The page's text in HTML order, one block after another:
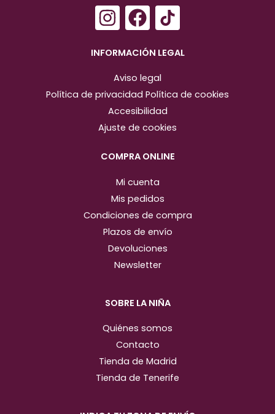
I
n
s
a
g
r
m
F
a
c
e
b
o
o
INFORMACIÓN LEGAL
Aviso legal
Política de privacidad Política de cookies
Accesibilidad
Ajuste de cookies
COMPRA ONLINE
Mi cuenta
Mis pedidos
Condiciones de compra
Plazos de envío
Devoluciones
Newsletter
SOBRE LA NIÑA
Quiénes somos
Contacto
Tienda de Madrid
Tienda de Tenerife